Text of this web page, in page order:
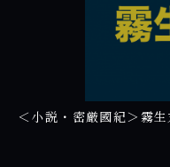
＜小説・密厳國紀＞霧